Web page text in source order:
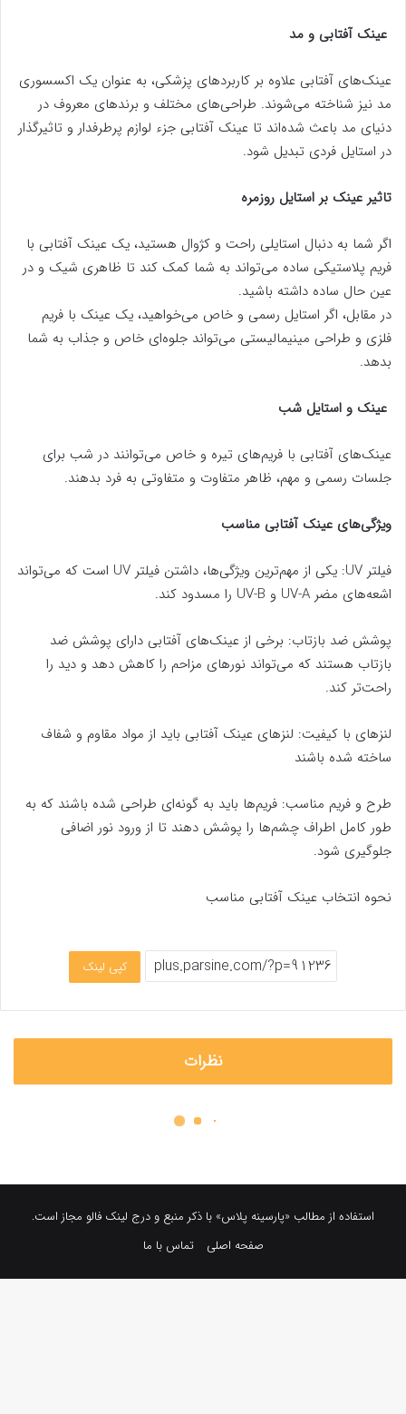
عینک آفتابی و مد
عینک‌های آفتابی علاوه بر کاربردهای پزشکی، به عنوان یک اکسسوری
مد نیز شناخته می‌شوند. طراحی‌های مختلف و برندهای معروف در
دنیای مد باعث شده‌اند تا عینک آفتابی جزء لوازم پرطرفدار و تاثیرگذار
در استایل فردی تبدیل شود.
تاثیر عینک بر استایل روزمره
اگر شما به دنبال استایلی راحت و کژوال هستید، یک عینک آفتابی با
فریم پلاستیکی ساده می‌تواند به شما کمک کند تا ظاهری شیک و در
عین حال ساده داشته باشید.
در مقابل، اگر استایل رسمی و خاص می‌خواهید، یک عینک با فریم
فلزی و طراحی مینیمالیستی می‌تواند جلوه‌ای خاص و جذاب به شما
بدهد.
عینک و استایل شب
عینک‌های آفتابی با فریم‌های تیره و خاص می‌توانند در شب برای
جلسات رسمی و مهم، ظاهر متفاوت و متفاوتی به فرد بدهند.
ویژگی‌های عینک آفتابی مناسب
فیلتر UV: یکی از مهم‌ترین ویژگی‌ها، داشتن فیلتر UV است که می‌تواند
اشعه‌های مضر UV-A و UV-B را مسدود کند.
پوشش ضد بازتاب: برخی از عینک‌های آفتابی دارای پوشش ضد
بازتاب هستند که می‌تواند نورهای مزاحم را کاهش دهد و دید را
راحت‌تر کند.
لنزهای با کیفیت: لنزهای عینک آفتابی باید از مواد مقاوم و شفاف
ساخته شده باشند
طرح و فریم مناسب: فریم‌ها باید به گونه‌ای طراحی شده باشند که به
طور کامل اطراف چشم‌ها را پوشش دهند تا از ورود نور اضافی
جلوگیری شود.
نحوه انتخاب عینک آفتابی مناسب
کپی لینک
نظرات
استفاده از مطالب «پارسینه پلاس» با ذکر منبع و درج لینک فالو مجاز است.
صفحه اصلی
تماس با ما